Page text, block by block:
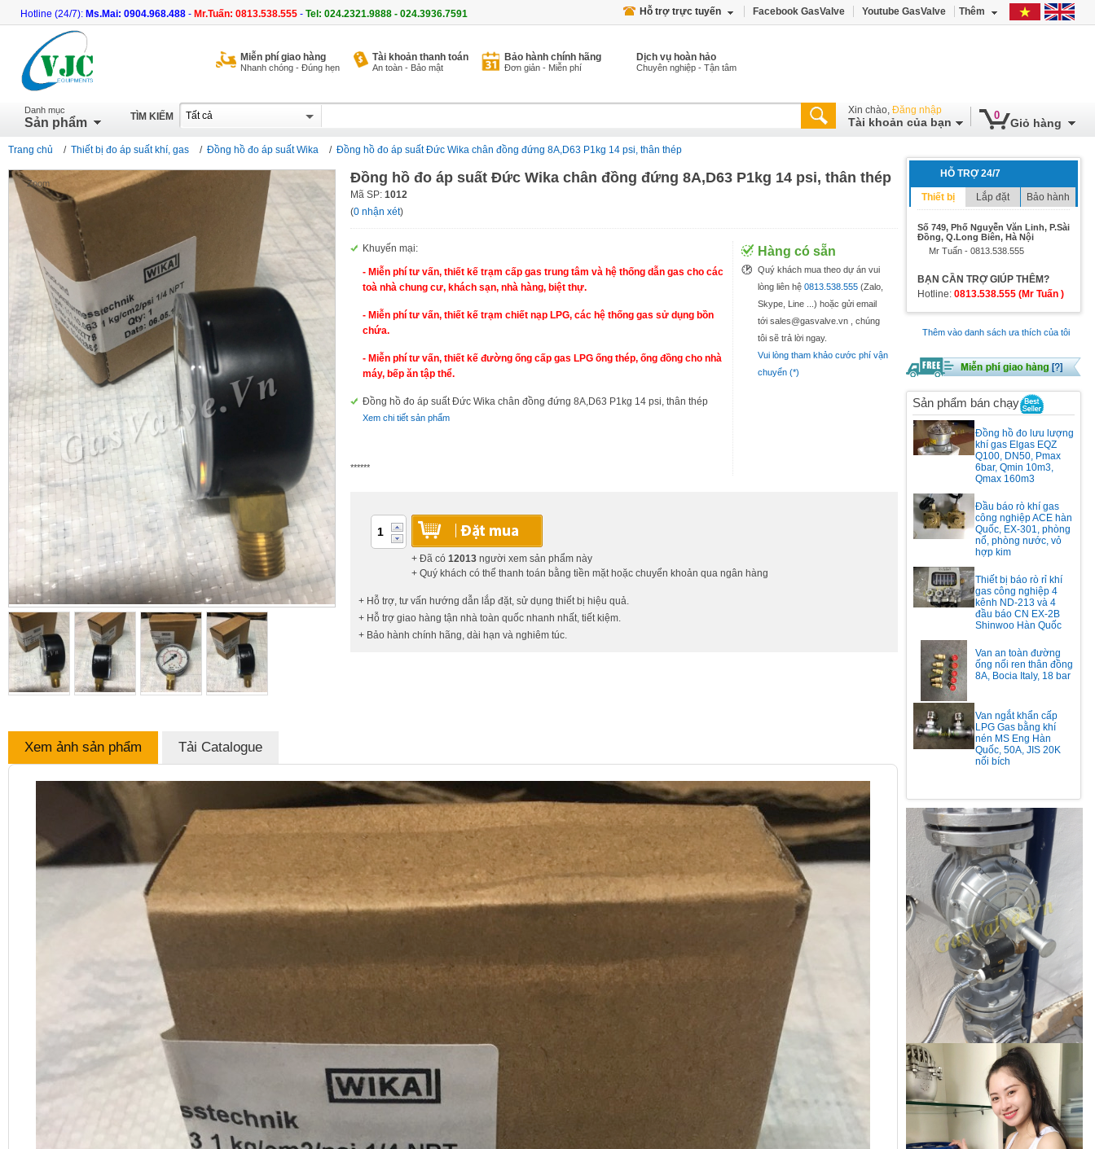
Hotline (24/7): Ms.Mai: 0904.968.488 - Mr.Tuấn: 0813.538.555 - Tel: 024.2321.9888 - 024.3936.7591 Hỗ trợ trực tuyến Facebook GasValve Youtube GasValve Thêm
Miễn phí giao hàng
Nhanh chóng - Đúng hẹn
Tài khoản thanh toán
An toàn - Bảo mật
Bảo hành chính hãng
Đơn giản - Miễn phí
Dịch vụ hoàn hảo
Chuyên nghiệp - Tận tâm
TÌM KIẾM
Danh mục
Sản phẩm
Xin chào, Đăng nhập
Tài khoản của bạn
0
Giỏ hàng
Trang chủ / Thiết bị đo áp suất khí, gas / Đồng hồ đo áp suất Wika / Đồng hồ đo áp suất Đức Wika chân đồng đứng 8A,D63 P1kg 14 psi, thân thép
Zoom
HỖ TRỢ 24/7
Thiết bị Lắp đặt Bảo hành
Số 749, Phố Nguyễn Văn Linh, P.Sài
Đồng, Q.Long Biên, Hà Nội
Mr Tuấn - 0813.538.555
BẠN CẦN TRỢ GIÚP THÊM?
Hotline: 0813.538.555 (Mr Tuấn )
Thêm vào danh sách ưa thích của tôi
Sản phẩm bán chạy
Đồng hồ đo lưu lượng
khí gas Elgas EQZ
Q100, DN50, Pmax
6bar, Qmin 10m3,
Qmax 160m3
Đầu báo rò khí gas
công nghiệp ACE hàn
Quốc, EX-301, phòng
nổ, phòng nước, vỏ
hợp kim
Thiết bị báo rò rỉ khí
gas công nghiệp 4
kênh ND-213 và 4
đầu báo CN EX-2B
Shinwoo Hàn Quốc
Van an toàn đường
ống nối ren thân đồng
8A, Bocia Italy, 18 bar
Van ngắt khẩn cấp
LPG Gas bằng khí
nén MS Eng Hàn
Quốc, 50A, JIS 20K
nối bích
Đồng hồ đo áp suất Đức Wika chân đồng đứng 8A,D63 P1kg 14 psi, thân thép
Mã SP: 1012
(0 nhận xét)
Khuyến mại:
- Miễn phí tư vấn, thiết kế trạm cấp gas trung tâm và hệ thống dẫn gas cho các
toà nhà chung cư, khách sạn, nhà hàng, biệt thự.
- Miễn phí tư vấn, thiết kế trạm chiết nạp LPG, các hệ thống gas sử dụng bồn
chứa.
- Miễn phí tư vấn, thiết kế đường ống cấp gas LPG ống thép, ống đồng cho nhà
máy, bếp ăn tập thể.
Đồng hồ đo áp suất Đức Wika chân đồng đứng 8A,D63 P1kg 14 psi, thân thép
Xem chi tiết sản phẩm
******
Hàng có sẵn
Quý khách mua theo dự án vui
lòng liên hệ 0813.538.555 (Zalo,
Skype, Line ...) hoặc gửi email
tới sales@gasvalve.vn , chúng
tôi sẽ trả lời ngay.
Vui lòng tham khảo cước phí vận
chuyển (*)
+ Đã có 12013 người xem sản phẩm này
+ Quý khách có thể thanh toán bằng tiền mặt hoặc chuyển khoản qua ngân hàng
+ Hỗ trợ, tư vấn hướng dẫn lắp đặt, sử dụng thiết bị hiệu quả.
+ Hỗ trợ giao hàng tận nhà toàn quốc nhanh nhất, tiết kiệm.
+ Bảo hành chính hãng, dài hạn và nghiêm túc.
Xem ảnh sản phẩm Tải Catalogue